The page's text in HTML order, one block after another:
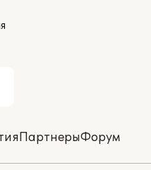
ПартнерыФорум